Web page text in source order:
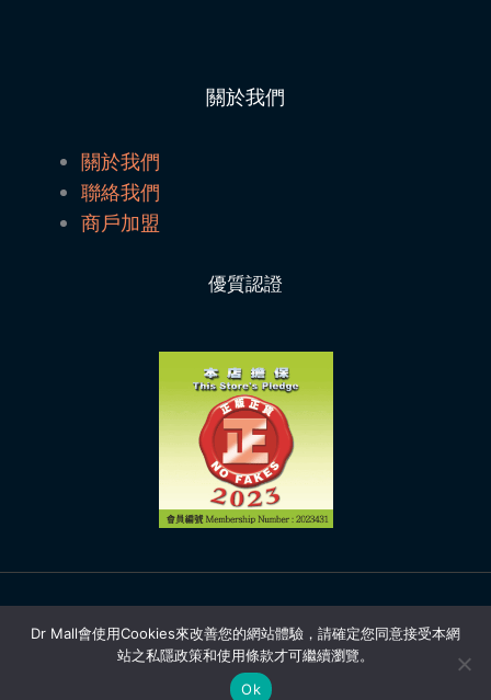
關於我們
關於我們
聯絡我們
商戶加盟
優質認證
Facebook
Instagram
Dr Mall會使用Cookies來改善您的網站體驗，請確定您同意接受本網
站之私隱政策和使用條款才可繼續瀏覽。
Ok